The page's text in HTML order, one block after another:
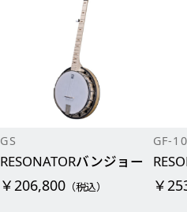
GS
RESONATORバンジョー
￥206,800 （税込）
GF-
￥